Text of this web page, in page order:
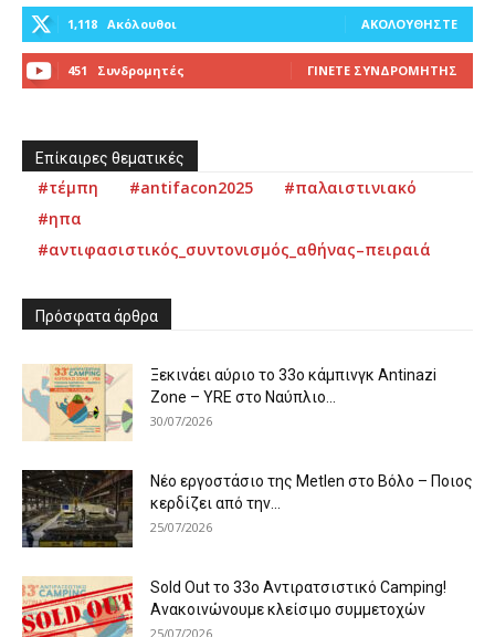
1,118 Ακόλουθοι ΑΚΟΛΟΥΘΉΣΤΕ
451 Συνδρομητές ΓΊΝΕΤΕ ΣΥΝΔΡΟΜΗΤΉΣ
Επίκαιρες θεματικές
#τέμπη #antifacon2025
#παλαιστινιακό
#ηπα
#αντιφασιστικός_συντονισμός_αθήνας–πειραιά
Πρόσφατα άρθρα
Ξεκινάει αύριο το 33ο κάμπινγκ Antinazi
Zone – YRE στο Ναύπλιο...
30/07/2026
Νέο εργοστάσιο της Metlen στο Βόλο – Ποιος
κερδίζει από την...
25/07/2026
Sold Out το 33ο Αντιρατσιστικό Camping!
Ανακοινώνουμε κλείσιμο συμμετοχών
25/07/2026